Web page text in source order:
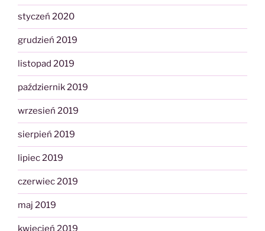
styczeń 2020
grudzień 2019
listopad 2019
październik 2019
wrzesień 2019
sierpień 2019
lipiec 2019
czerwiec 2019
maj 2019
kwiecień 2019